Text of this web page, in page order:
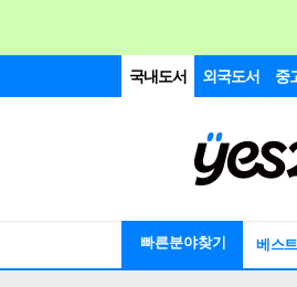
국내도서 외국도서 중
빠른분야찾기 베스트